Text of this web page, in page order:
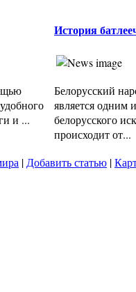
и ...
История
Белорусский
является одним
белорусского
происходит от...
| Добавить статью |